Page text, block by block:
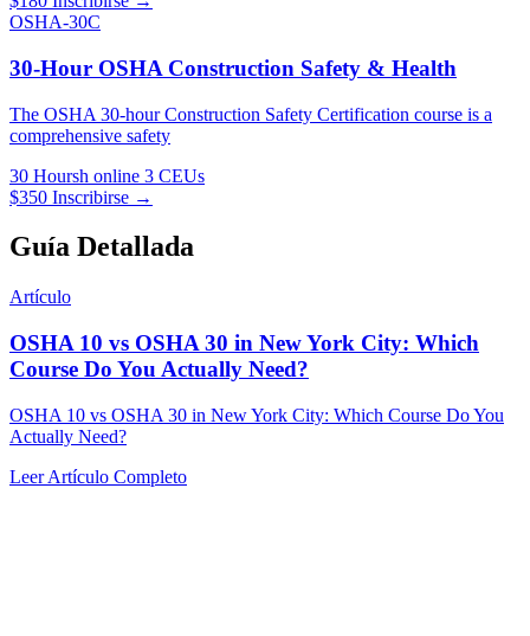
OSHA-30C
30-Hour OSHA Construction Safety & Health
The OSHA 30-hour Construction Safety Certification course is a
comprehensive safety
30 Hoursh online 3 CEUs
$350 Inscribirse →
Guía Detallada
Artículo
OSHA 10 vs OSHA 30 in New York City: Which
Course Do You Actually Need?
OSHA 10 vs OSHA 30 in New York City: Which Course Do You
Actually Need?
Leer Artículo Completo